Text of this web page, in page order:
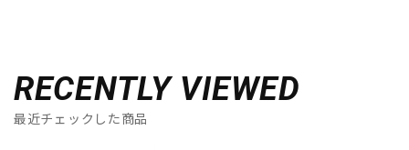
RECENTLY VIEWED
最近チェックした商品